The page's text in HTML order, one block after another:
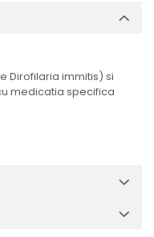
Dirofilaria immitis) si
medicatia specifica